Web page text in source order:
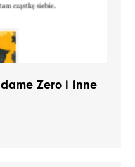
Zero i inne